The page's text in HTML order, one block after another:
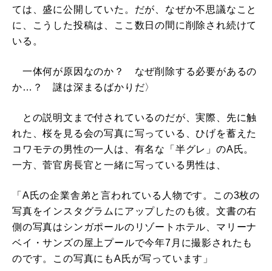
ては、盛に公開していた。だが、なぜか不思議なこと
に、こうした投稿は、ここ数日の間に削除され続けて
いる。
一体何が原因なのか？ なぜ削除する必要があるの
か…？ 謎は深まるばかりだ〉
との説明文まで付されているのだが、実際、先に触
れた、桜を見る会の写真に写っている、ひげを蓄えた
コワモテの男性の一人は、有名な「半グレ」のA氏。
一方、菅官房長官と一緒に写っている男性は、
「A氏の企業舎弟と言われている人物です。この3枚の
写真をインスタグラムにアップしたのも彼。文書の右
側の写真はシンガポールのリゾートホテル、マリーナ
ベイ・サンズの屋上プールで今年7月に撮影されたも
のです。この写真にもA氏が写っています」